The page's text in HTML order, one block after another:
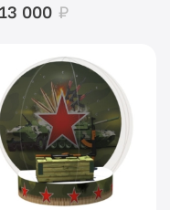
000 ₽